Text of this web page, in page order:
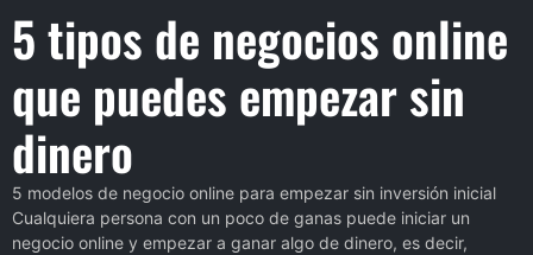
5 tipos de negocios online
que puedes empezar sin
dinero
5 modelos de negocio online para empezar sin inversión inicial
Cualquiera persona con un poco de ganas puede iniciar un
negocio online y empezar a ganar algo de dinero, es decir,